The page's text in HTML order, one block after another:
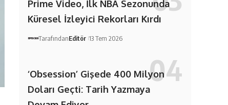
Prime Video, İlk NBA Sezonunda
Küresel İzleyici Rekorları Kırdı
TarafındanEditör 13 Tem 2026
‘Obsession’ Gişede 400 Milyon
Doları Geçti: Tarih Yazmaya